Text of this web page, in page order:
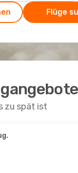
Flüge
zu spät ist